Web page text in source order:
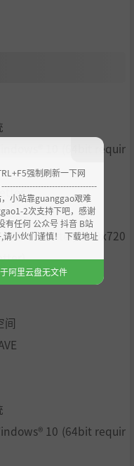
10 (64bit requir
or better,1280x720
间
10 (64bit requir
强制刷新一下网
小站靠guanggao艰难
2次支持下吧，感谢
有任何 公众号 抖音 B站
小伙们谨慎！ 下载地址
阿里云盘无文件